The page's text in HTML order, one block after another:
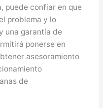
puede confiar en que
problema y lo
una garantía de
ponerse en
asesoramiento
de